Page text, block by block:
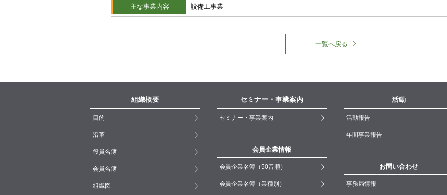
主な事業内容 設備工事業
一覧へ戻る
組織概要
目的
沿革
役員名簿
会員名簿
組織図
セミナー・事業案内
セミナー・事業案内
会員企業情報
会員企業名簿（50音順）
会員企業名簿（業種別）
活動
活動報告
年間事業報告
お問い合わせ
事務局情報